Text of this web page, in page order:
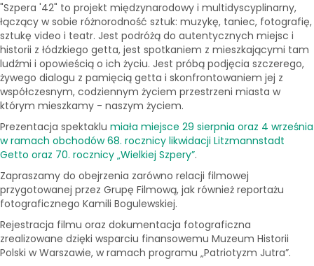
"Szpera '42" to projekt międzynarodowy i multidyscyplinarny,
łączący w sobie różnorodność sztuk: muzykę, taniec, fotografię,
sztukę video i teatr. Jest podróżą do autentycznych miejsc i
historii z łódzkiego getta, jest spotkaniem z mieszkającymi tam
ludźmi i opowieścią o ich życiu. Jest próbą podjęcia szczerego,
żywego dialogu z pamięcią getta i skonfrontowaniem jej z
współczesnym, codziennym życiem przestrzeni miasta w
którym mieszkamy - naszym życiem.
Prezentacja spektaklu miała miejsce 29 sierpnia oraz 4 września
w ramach obchodów 68. rocznicy likwidacji Litzmannstadt
Getto oraz 70. rocznicy „Wielkiej Szpery”.
Zapraszamy do obejrzenia zarówno relacji filmowej
przygotowanej przez Grupę Filmową, jak również reportażu
fotograficznego Kamili Bogulewskiej.
Rejestracja filmu oraz dokumentacja fotograficzna
zrealizowane dzięki wsparciu finansowemu Muzeum Historii
Polski w Warszawie, w ramach programu „Patriotyzm Jutra”.